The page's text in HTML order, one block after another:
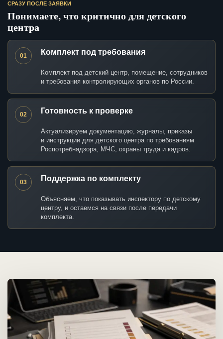
СРАЗУ ПОСЛЕ ЗАЯВКИ
Понимаете, что критично для детского
центра
01 Комплект под требования
Комплект под детский центр, помещение, сотрудников
и требования контролирующих органов по России.
02 Готовность к проверке
Актуализируем документацию, журналы, приказы
и инструкции для детского центра по требованиям
Роспотребнадзора, МЧС, охраны труда и кадров.
03 Поддержка по комплекту
Объясняем, что показывать инспектору по детскому
центру, и остаемся на связи после передачи
комплекта.